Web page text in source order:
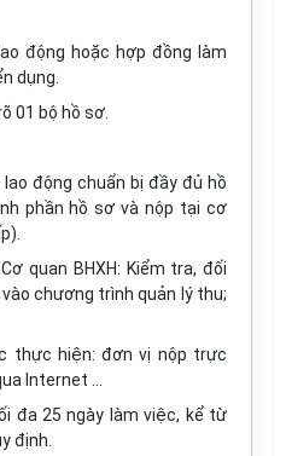
động hoặc hợp đồng làm
dụng.
01 bộ hồ sơ.
động chuẩn bị đầy đủ hồ
phần hồ sơ và nộp tại cơ
quan BHXH: Kiểm tra, đối
chương trình quản lý thu;
thực hiện: đơn vị nộp trực
Internet …
đa 25 ngày làm việc, kể từ
định.